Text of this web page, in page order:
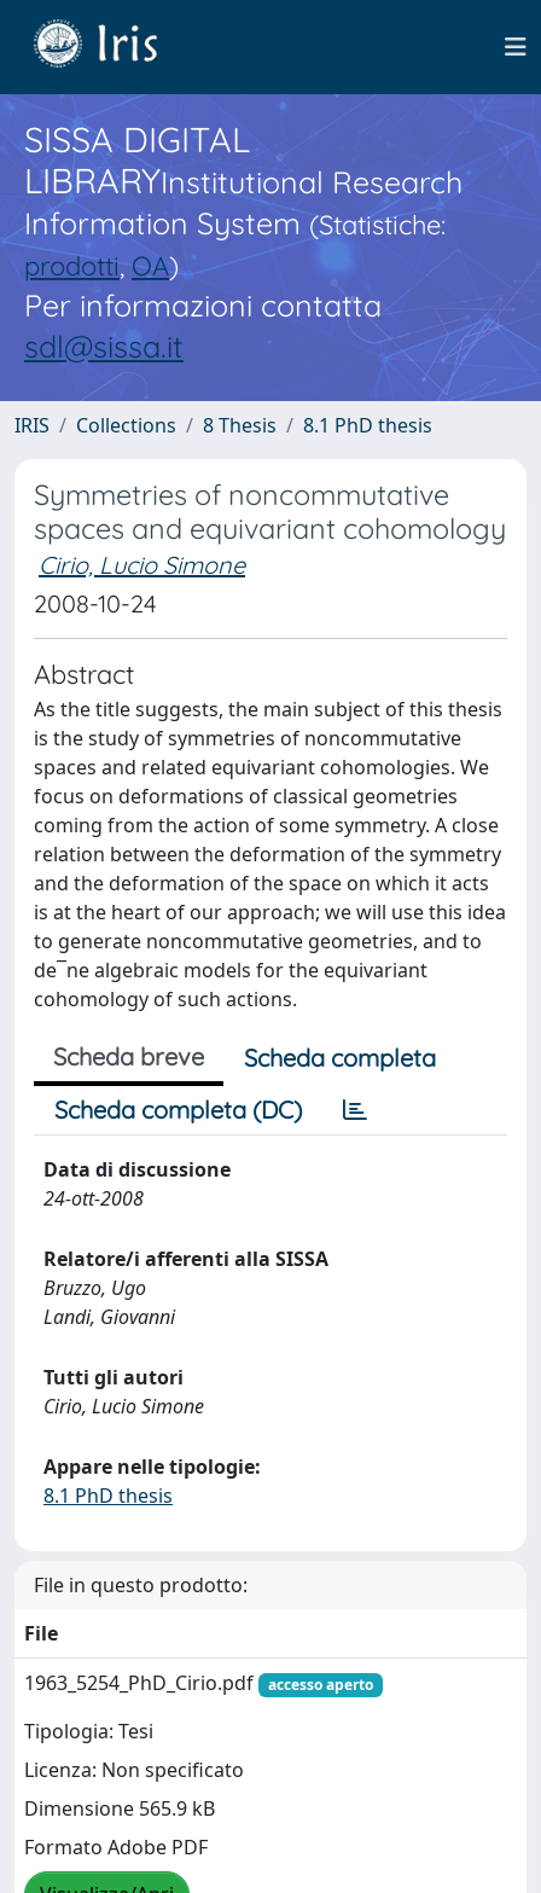
SISSA DIGITAL
LIBRARYInstitutional Research
Information System(Statistiche:
prodotti,OA)
Per informazioni contatta
sdl@sissa.it
IRIS Collections 8 Thesis 8.1 PhD thesis
Symmetries of noncommutative
spaces and equivariant cohomology
Cirio, Lucio Simone
2008-10-24
Abstract
As the title suggests, the main subject of this thesis
is the study of symmetries of noncommutative
spaces and related equivariant cohomologies. We
focus on deformations of classical geometries
coming from the action of some symmetry. A close
relation between the deformation of the symmetry
and the deformation of the space on which it acts
is at the heart of our approach; we will use this idea
to generate noncommutative geometries, and to
de¯ne algebraic models for the equivariant
cohomology of such actions.
Scheda breve
Scheda completa
Scheda completa (DC)
Data di discussione
24-ott-2008
Relatore/i afferenti alla SISSA
Bruzzo, Ugo
Landi, Giovanni
Tutti gli autori
Cirio, Lucio Simone
Appare nelle tipologie:
8.1 PhD thesis
File in questo prodotto:
File
1963_5254_PhD_Cirio.pdf
accesso aperto
Tipologia: Tesi
Licenza: Non specificato
Dimensione 565.9 kB
Formato Adobe PDF